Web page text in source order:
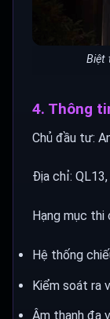
Biệt
4. Thông
Chủ đầu tư:
Địa chỉ: QL13,
Hạng mục thi
Hệ thống
Kiểm soát ra
Âm thanh đa